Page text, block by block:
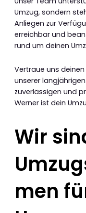
Umzug, sondern
Anliegen zur
erreichbar und
rund um deinen
Vertraue uns
unserer
zuverlässigen und
Werner ist dein
Wir
men